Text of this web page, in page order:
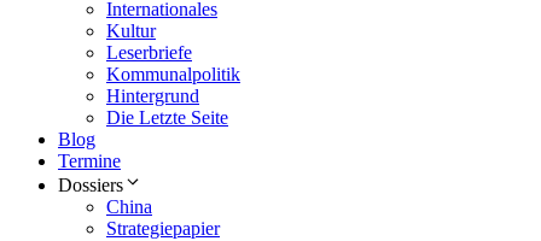
Internationales
Kultur
Leserbriefe
Kommunalpolitik
Hintergrund
Die Letzte Seite
Blog
Termine
Dossiers
China
Strategiepapier